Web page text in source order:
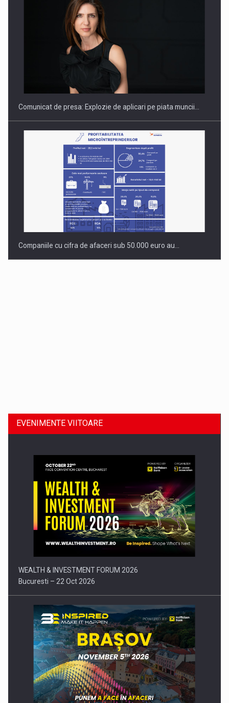
Hard Enduro Piatra Craiului 2026, fueled by benzinariile RO…
Comunicat de presa: Explozie de aplicari pe piata muncii…
Companiile cu cifra de afaceri sub 50.000 euro au…
Comunicat de presa: Joburile part-time reincep sa intre pe…
EVENIMENTE VIITOARE
WEALTH & INVESTMENT FORUM 2026
Bucuresti – 22 Oct 2026